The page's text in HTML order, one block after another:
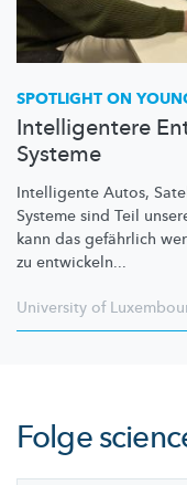
SPOTLIGHT ON
Intelligentere
Systeme
Intelligente Autos,
Systeme sind Teil
kann das gefährlich
zu entwickeln...
University of
Folge